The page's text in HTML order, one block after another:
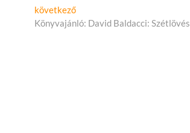
következőKövetkező
cikk:
Könyvajánló: David Baldacci: Szétlövés